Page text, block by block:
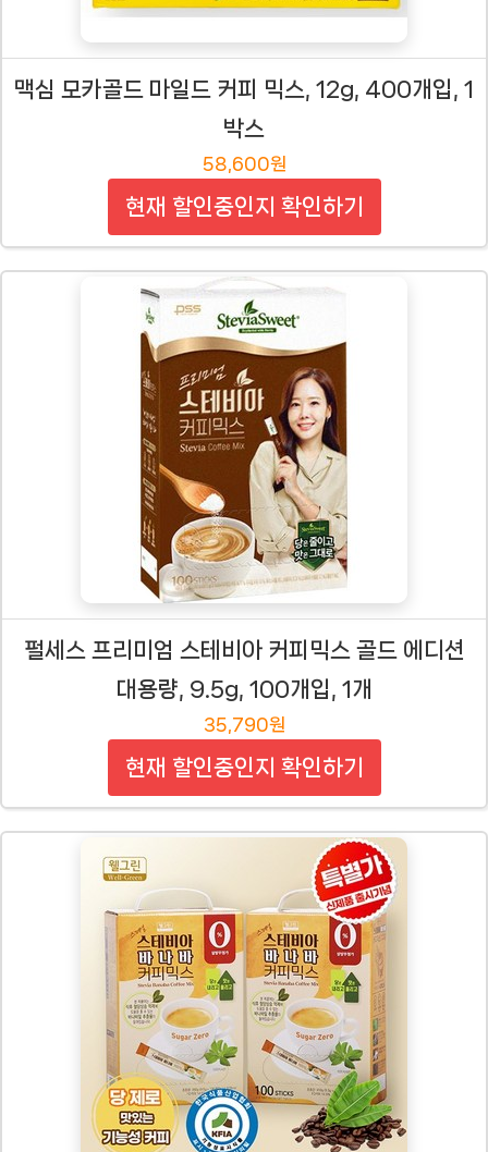
맥심 모카골드 마일드 커피 믹스, 12g, 400개입, 1
박스
58,600원
현재 할인중인지 확인하기
펄세스 프리미엄 스테비아 커피믹스 골드 에디션
대용량, 9.5g, 100개입, 1개
35,790원
현재 할인중인지 확인하기